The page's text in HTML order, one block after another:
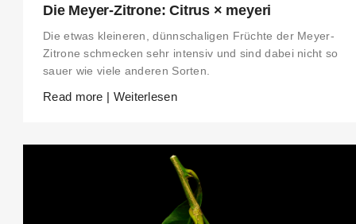
Die Meyer-Zitrone: Citrus × meyeri
Die etwas kleineren, dünnschaligen Früchte der Meyer-
Zitrone schmecken sehr intensiv und sind dabei nicht so
sauer wie viele anderen Sorten.
Read more | Weiterlesen